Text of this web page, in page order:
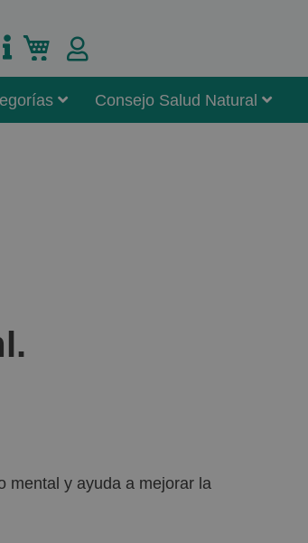
Mi carrito
Consejo Salud Natural
mental y ayuda a mejorar la